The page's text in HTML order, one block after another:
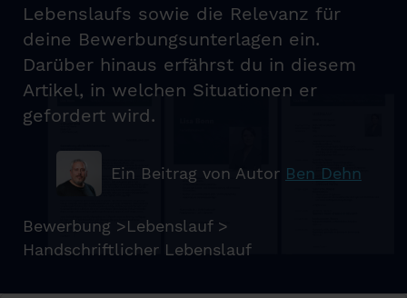
Lebenslaufs sowie die Relevanz für
deine Bewerbungsunterlagen ein.
Darüber hinaus erfährst du in diesem
Artikel, in welchen Situationen er
gefordert wird.
Ein Beitrag von Autor Ben Dehn
Bewerbung >Lebenslauf >
Handschriftlicher Lebenslauf